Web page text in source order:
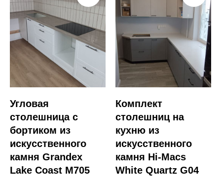
Угловая
столешница с
бортиком из
искусственного
камня Grandex
Lake Coast M705
Комплект
столешниц на
кухню из
искусственного
камня Hi-Macs
White Quartz G04